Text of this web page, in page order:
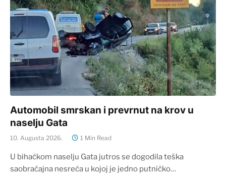
Automobil smrskan i prevrnut na krov u
naselju Gata
10. Augusta 2026. 1 Min Read
U bihaćkom naselju Gata jutros se dogodila teška
saobraćajna nesreća u kojoj je jedno putničko…